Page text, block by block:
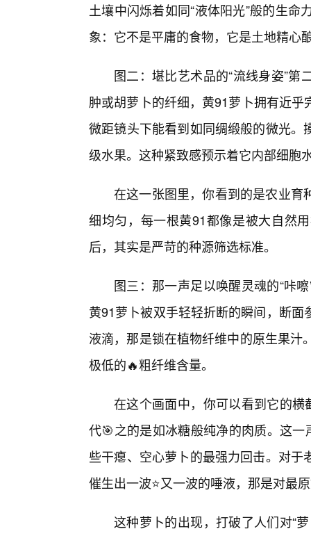
土壤中闪烁着如同“液体阳光”般的生
象：它不是平庸的食物，它是土地精心
图二：堪比艺术品的“流线身姿”
肿或胡萝卜的纤细，黄91萝卜拥有近
微距镜头下能看到如同绸缎般的微光
级水果。这种紧致感预示着它内部细胞
在这一张图里，你看到的是农业
细均匀，每一根黄91都像是被大自然
后，其实是严苛的种源筛选标准。
图三：那一声足以唤醒灵魂的“咔
黄91萝卜被双手轻轻折断的瞬间，断
液滴，那是锁在植物纤维中的原生果
极低的🔥粗纤维含量。
在这个画面中，你可以看到它的横
代🎯之的是如冰糖般纯净的肉质。这
些干瘪、空心萝卜的最强力回击。对
催生出一波⭐又一波的唾液，那是对最
这种萝卜的出现，打破了人们对“